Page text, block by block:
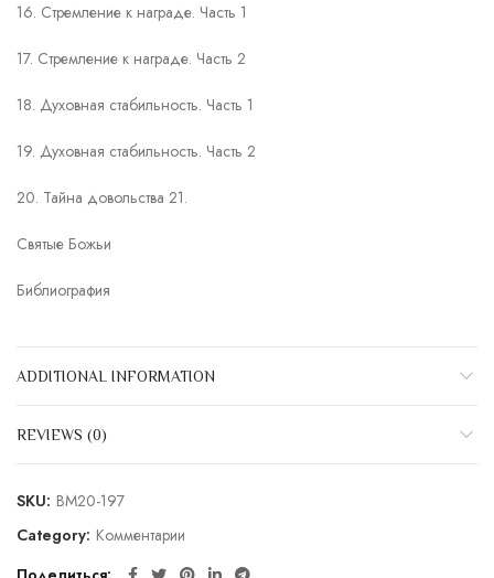
16. Стремление к награде. Часть 1
17. Стремление к награде. Часть 2
18. Духовная стабильность. Часть 1
19. Духовная стабильность. Часть 2
20. Тайна довольства 21.
Святые Божьи
Библиография
ADDITIONAL INFORMATION
REVIEWS (0)
SKU: BM20-197
Category: Комментарии